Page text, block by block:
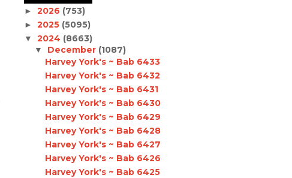
► 2026 (753)
► 2025 (5095)
▼ 2024 (8663)
▼ December (1087)
Harvey York's ~ Bab 6433
Harvey York's ~ Bab 6432
Harvey York's ~ Bab 6431
Harvey York's ~ Bab 6430
Harvey York's ~ Bab 6429
Harvey York's ~ Bab 6428
Harvey York's ~ Bab 6427
Harvey York's ~ Bab 6426
Harvey York's ~ Bab 6425